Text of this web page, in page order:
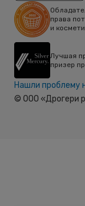
права
и
Лучшая
призер
Нашли проблему
© ООО «Дрогери